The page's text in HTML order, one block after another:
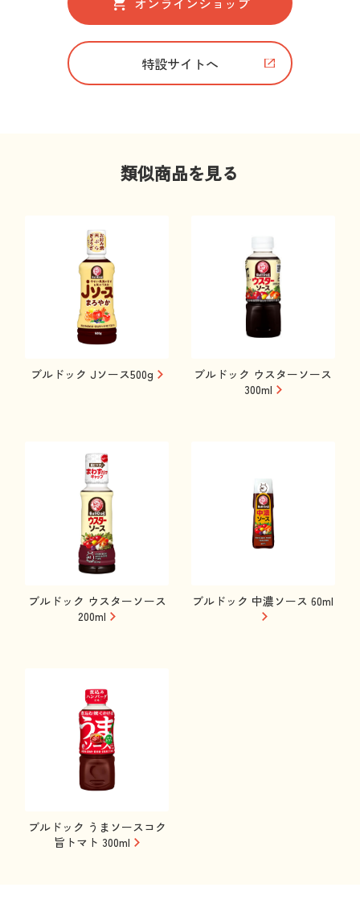
特設サイトへ
類似商品を見る
ブルドック Jソース500g
ブルドック ウスターソース
300ml
ブルドック ウスターソース
200ml
ブルドック 中濃ソース 60ml
ブルドック うまソースコク
旨トマト 300ml